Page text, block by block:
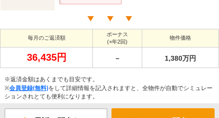
毎月のご返済額
ボーナス
(×年2回)
物件価格
36,435円 － 1,380万円
※返済金額はあくまでも目安です。
※会員登録(無料)をして詳細情報を記入されますと、全物件が自動でシミュレー
ションされとても便利になります。